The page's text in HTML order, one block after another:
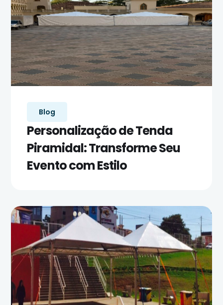
Blog
Personalização de Tenda
Piramidal: Transforme Seu
Evento com Estilo